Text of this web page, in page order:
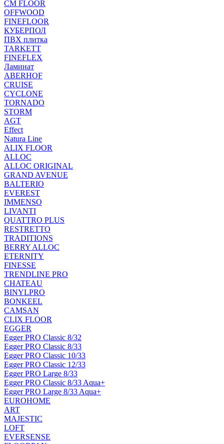
CM FLOOR
OFFWOOD
FINEFLOOR
КУБЕРПОЛ
ПВХ плитка
TARKETT
FINEFLEX
Ламинат
ABERHOF
CRUISE
CYCLONE
TORNADO
STORM
AGT
Effect
Natura Line
ALIX FLOOR
ALLOC
ALLOC ORIGINAL
GRAND AVENUE
BALTERIO
EVEREST
IMMENSO
LIVANTI
QUATTRO PLUS
RESTRETTO
TRADITIONS
BERRY ALLOC
ETERNITY
FINESSE
TRENDLINE PRO
CHATEAU
BINYLPRO
BONKEEL
CAMSAN
CLIX FLOOR
EGGER
Egger PRO Classic 8/32
Egger PRO Classic 8/33
Egger PRO Classic 10/33
Egger PRO Classic 12/33
Egger PRO Large 8/33
Egger PRO Classic 8/33 Aqua+
Egger PRO Large 8/33 Aqua+
EUROHOME
ART
MAJESTIC
LOFT
EVERSENSE